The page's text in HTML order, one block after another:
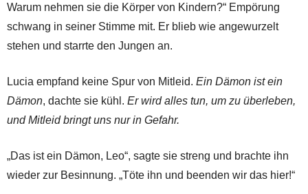
Warum nehmen sie die Körper von Kindern?“ Empörung
schwang in seiner Stimme mit. Er blieb wie angewurzelt
stehen und starrte den Jungen an.
Lucia empfand keine Spur von Mitleid. Ein Dämon ist ein
Dämon, dachte sie kühl. Er wird alles tun, um zu überleben,
und Mitleid bringt uns nur in Gefahr.
„Das ist ein Dämon, Leo“, sagte sie streng und brachte ihn
wieder zur Besinnung. „Töte ihn und beenden wir das hier!“